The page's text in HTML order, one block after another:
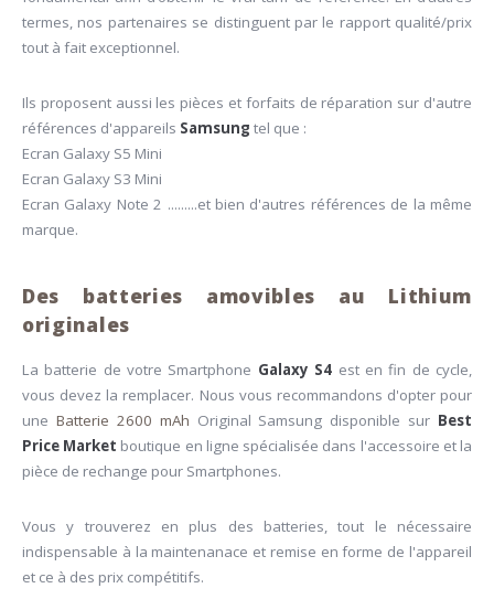
termes, nos partenaires se distinguent par le rapport qualité/prix
tout à fait exceptionnel.
Ils proposent aussi les pièces et forfaits de réparation sur d'autre
références d'appareils Samsung tel que :
Ecran Galaxy S5 Mini
Ecran Galaxy S3 Mini
Ecran Galaxy Note 2 .........et bien d'autres références de la même
marque.
Des batteries amovibles au Lithium
originales
La batterie de votre Smartphone Galaxy S4 est en fin de cycle,
vous devez la remplacer. Nous vous recommandons d'opter pour
une Batterie 2600 mAh Original Samsung disponible sur Best
Price Market boutique en ligne spécialisée dans l'accessoire et la
pièce de rechange pour Smartphones.
Vous y trouverez en plus des batteries, tout le nécessaire
indispensable à la maintenanace et remise en forme de l'appareil
et ce à des prix compétitifs.